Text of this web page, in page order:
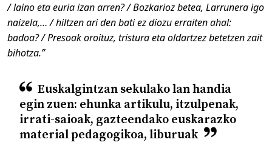
/ laino eta euria izan arren? / Bozkarioz betea, Larrunera igo
naizela,… / hiltzen ari den bati ez diozu erraiten ahal:
badoa? / Presoak oroituz, tristura eta oldartzez betetzen zait
bihotza.”
Euskalgintzan sekulako lan handia
egin zuen: ehunka artikulu, itzulpenak,
irrati-saioak, gazteendako euskarazko
material pedagogikoa, liburuak